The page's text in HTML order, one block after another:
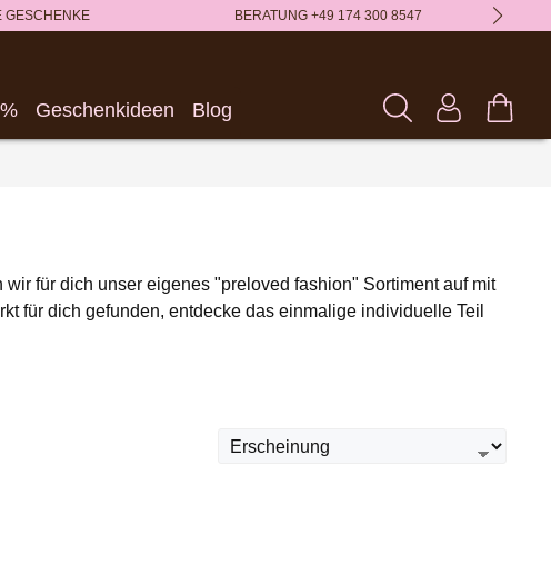
GESCHENKE BERATUNG +49 174 300 8547
Geschenkideen Blog
für dich unser eigenes "preloved fashion" Sortiment auf mit
für dich gefunden, entdecke das einmalige individuelle Teil